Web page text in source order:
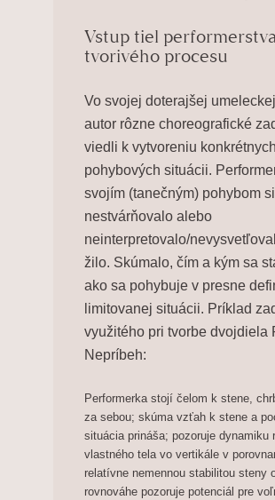
Vstup tiel
tvorivého procesu
Vo svojej doterajšej
autor rôzne choreografické
viedli k vytvoreniu
pohybových situácii.
svojím (tanečným) pohybom
nestvárňovalo alebo
neinterpretovalo/
žilo. Skúmalo, čím a kým sa
ako sa pohybuje v presne
limitovanej situácii. Príklad
využitého pri tvorbe dvojdiela
Nepríbeh:
Performerka stojí čelom k stene,
za sebou; skúma vzťah k stene a
situácia prináša; pozoruje dynamiku
vlastného tela vo vertikále v
relatívne nemennou stabilitou steny
rovnováhe pozoruje potenciál pre